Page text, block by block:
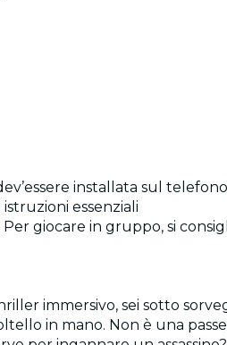
installata sul telefono
essenziali
Per giocare in gruppo, si
immersivo, sei sotto
in mano. Non è una